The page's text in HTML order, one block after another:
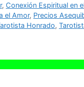
, Conexión Espiritual en
el Amor, Precios
Honrado,